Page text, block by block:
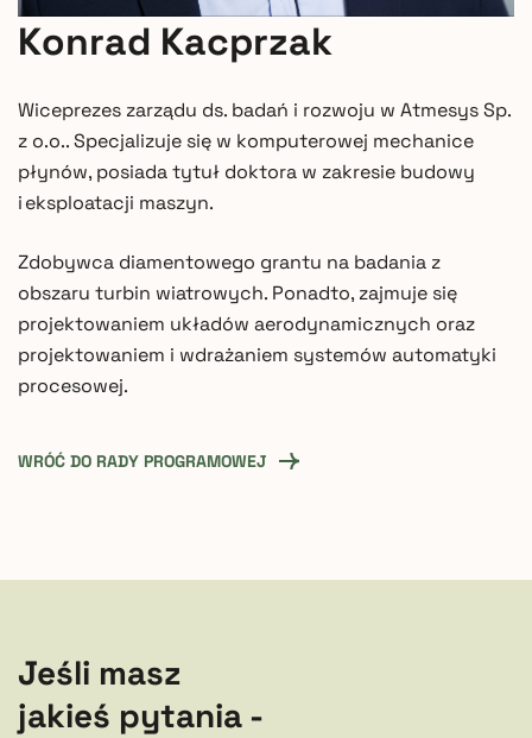
Konrad Kacprzak
Wiceprezes zarządu ds. badań i rozwoju w Atmesys Sp.
z o.o.. Specjalizuje się w komputerowej mechanice
płynów, posiada tytuł doktora w zakresie budowy
i eksploatacji maszyn.
Zdobywca diamentowego grantu na badania z
obszaru turbin wiatrowych. Ponadto, zajmuje się
projektowaniem układów aerodynamicznych oraz
projektowaniem i wdrażaniem systemów automatyki
procesowej.
WRÓĆ DO RADY PROGRAMOWEJ
Jeśli masz
jakieś pytania -